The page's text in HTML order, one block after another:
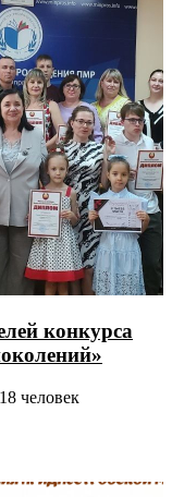
конкурса
человек